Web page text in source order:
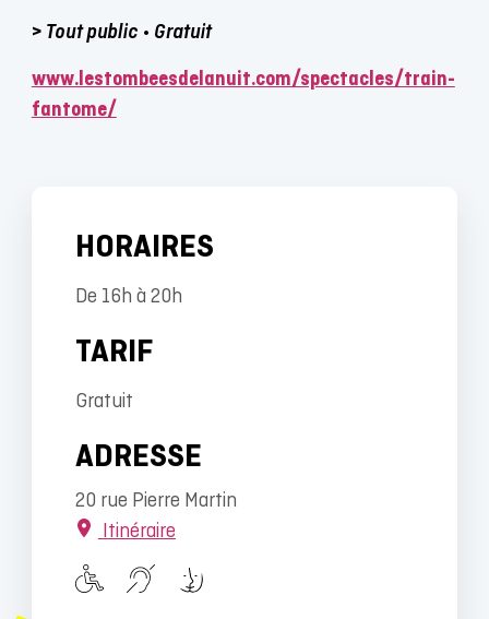
> Tout public • Gratuit
www.lestombeesdelanuit.com/spectacles/train-
fantome/
HORAIRES
De 16h à 20h
TARIF
Gratuit
ADRESSE
20 rue Pierre Martin
Itinéraire